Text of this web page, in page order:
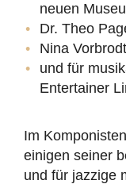
neuen
Dr. Theo
Nina
und für
Entertainer
Im
einigen seiner
und für jazzige